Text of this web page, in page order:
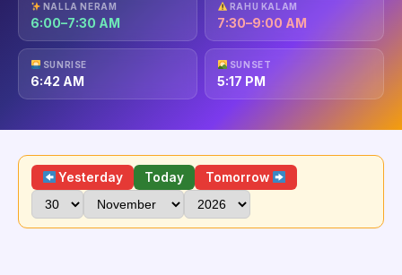
NALLA NERAM
6:00–7:30 AM
RAHU KALAM
7:30–9:00 AM
SUNRISE
6:42 AM
SUNSET
5:17 PM
Yesterday Today Tomorrow